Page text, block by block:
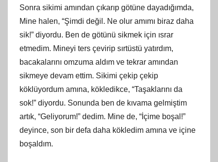
Sonra sikimi amından çıkarıp götüne dayadığımda,
Mine halen, “Şimdi değil. Ne olur amımı biraz daha
sik!” diyordu. Ben de götünü sikmek için ısrar
etmedim. Mineyi ters çevirip sırtüstü yatırdım,
bacakalarını omzuma aldım ve tekrar amından
sikmeye devam ettim. Sikimi çekip çekip
köklüyordum amına, kökledikce, “Taşaklarını da
sok!” diyordu. Sonunda ben de kıvama gelmiştim
artık, “Geliyorum!” dedim. Mine de, “İçime boşal!”
deyince, son bir defa daha kökledim amına ve içine
boşaldım.